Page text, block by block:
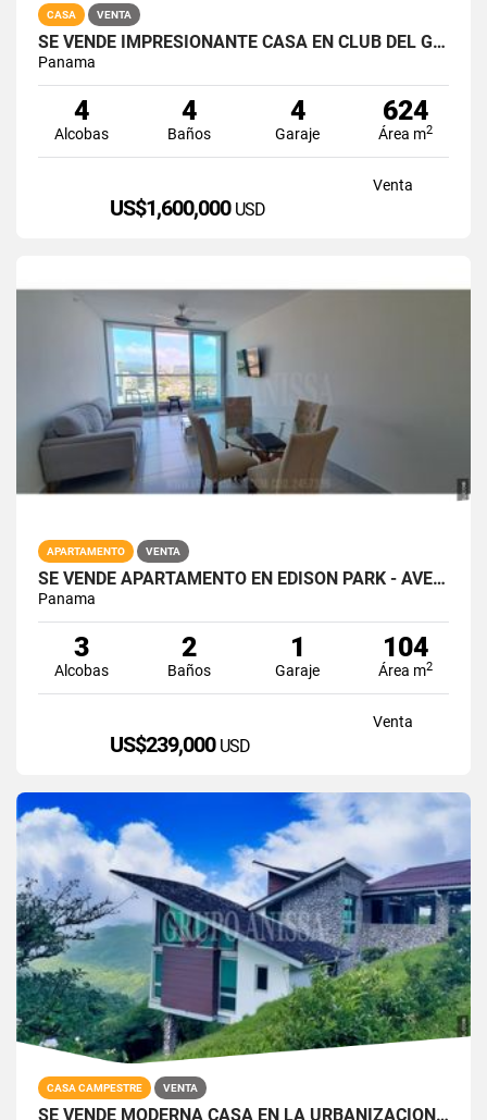
CASA VENTA
SE VENDE IMPRESIONANTE CASA EN CLUB DEL GOLF - BRISAS DEL GOLF
Panama
4
Alcobas
4
Baños
4
Garaje
624
Área m2
Venta
US$1,600,000 USD
APARTAMENTO VENTA
SE VENDE APARTAMENTO EN EDISON PARK - AVE. EL PAICAL - VIVENDI GREEN
Panama
3
Alcobas
2
Baños
1
Garaje
104
Área m2
Venta
US$239,000 USD
CASA CAMPESTRE VENTA
SE VENDE MODERNA CASA EN LA URBANIZACIÓN LAS NUBES DEL VALLE DE ANTÓN